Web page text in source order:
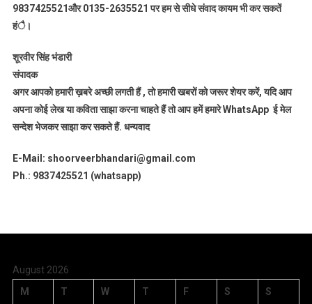
9837425521और 0135-2635521 पर हम से सीधे संवाद कायम भी कर सकतें
हंै।
शूरवीर सिंह भंडारी
संपादक
अगर आपको हमारी ख़बरे अच्छी लगती हैं , तो हमारी खबरों को जरूर शेयर करें, यदि आप
अपना कोई लेख या कविता साझा करना चाहते हैं तो आप हमें हमारे WhatsApp ई मेल
सन्देश भेजकर साझा कर सकते हैं. धन्यवाद
E-Mail: shoorveerbhandari@gmail.com
Ph.: 9837425521 (whatsapp)
August 2026
M
T W T F S S